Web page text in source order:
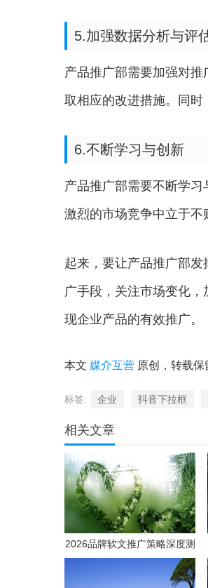
5.加强数据分析与评
产品推广部需要加强对
取相应的改进措施。同时
6.不断学习与创新
产品推广部需要不断学
激烈的市场竞争中立于不
起来，要让产品推广部
广手段，关注市场变化
现企业产品的有效推广。
本文 媒介互营 原创，转载保
标签: 企业 抖音下拉框
相关文章
2026品牌软文推广策略深度测
评：如何选择高效媒体发稿供
应商实现品效合一？